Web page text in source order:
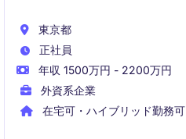
東京都
正社員
年収 1500万円 - 2200万円
外資系企業
在宅可・ハイブリッド勤務可